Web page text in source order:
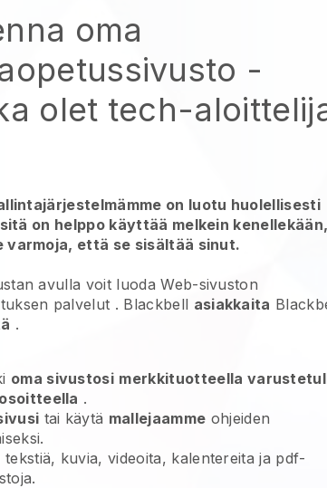
oma
-
olet tech-
on luotu huolellisesti
on helppo käyttää melkein kenellekään,
varmoja, että se sisältää sinut.
avulla voit luoda Web-sivuston
palvelut . Blackbell asiakkaita
.
oma sivustosi merkkituotteella
.
tai käytä mallejaamme ohjeiden
tekstiä, kuvia, videoita, kalentereita ja pdf-